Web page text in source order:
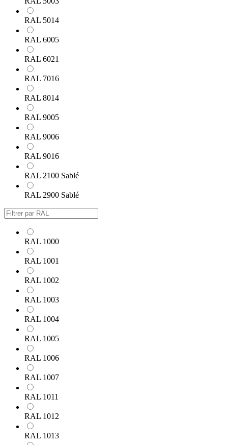
RAL 5014
RAL 6005
RAL 6021
RAL 7016
RAL 8014
RAL 9005
RAL 9006
RAL 9016
RAL 2100 Sablé
RAL 2900 Sablé
RAL 1000
RAL 1001
RAL 1002
RAL 1003
RAL 1004
RAL 1005
RAL 1006
RAL 1007
RAL 1011
RAL 1012
RAL 1013